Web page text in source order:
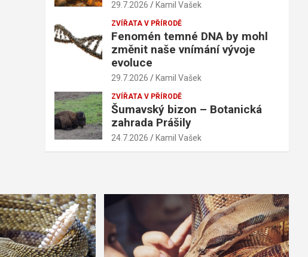
29.7.2026 Kamil Vašek
ZVÍŘATA V PŘÍRODĚ
Fenomén temné DNA by mohl
změnit naše vnímání vývoje
evoluce
29.7.2026 Kamil Vašek
ZVÍŘATA V PŘÍRODĚ
Šumavský bizon – Botanická
zahrada Prášily
24.7.2026 Kamil Vašek